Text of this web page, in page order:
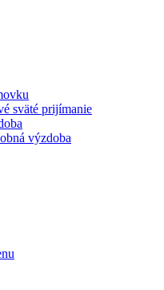
sväté prijímanie
výzdoba